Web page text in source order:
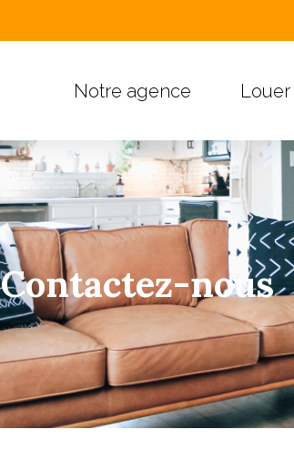
Notre agence Louer
Contactez-nous